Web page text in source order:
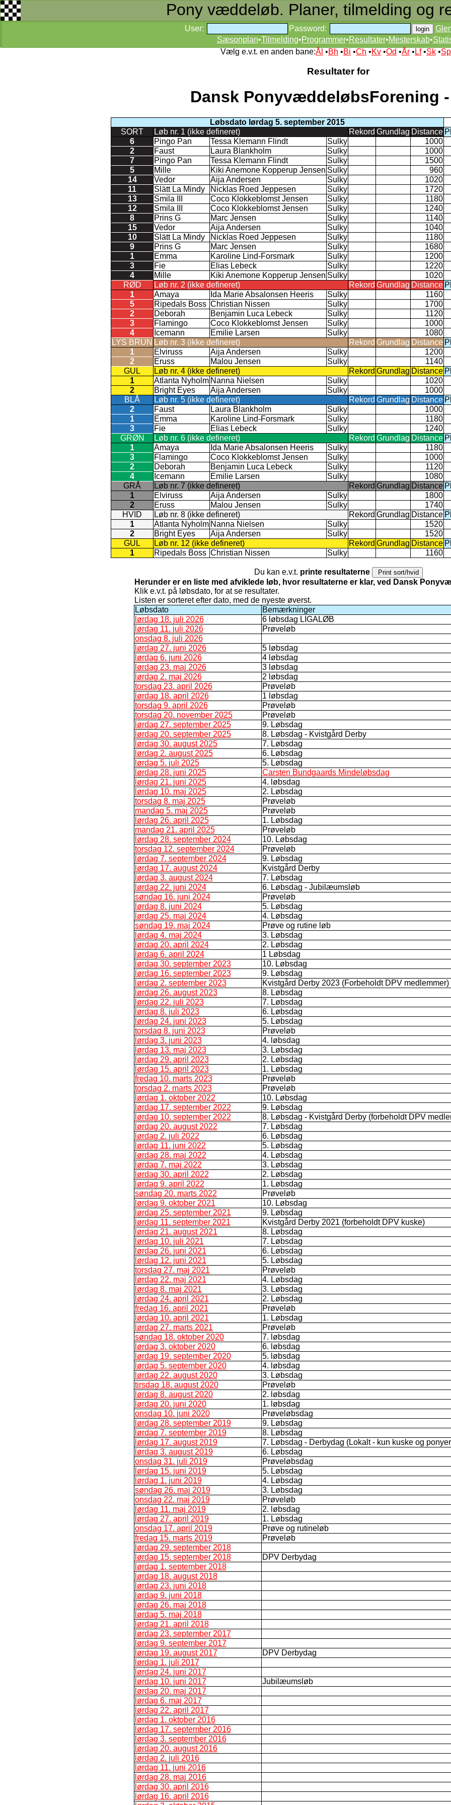
Pony væddeløb. Planer, tilmelding og
User: Password:
Sæsonplan•Tilmelding•Programmer•Resultater•Mesterskab•
Vælg e.v.t. en anden bane:Ål •Bh •Bi •Ch •Kv •Od •År • Lf•Sk •Sp
Resultater for
Dansk PonyvæddeløbsForening -
Løbsdato lørdag 5. september 2015
SORT
Løb nr. 1 (ikke defineret) Rekord Grundlag Distance
6
Pingo Pan Tessa Klemann Flindt Sulky 1000
2
Faust Laura Blankholm Sulky 1000
7
Pingo Pan Tessa Klemann Flindt Sulky 1500
5
Mille Kiki Anemone Kopperup Jensen Sulky 960
14
Vedor Aija Andersen Sulky 1020
11
Slätt La Mindy Nicklas Roed Jeppesen Sulky 1720
13
Smila III Coco Klokkeblomst Jensen Sulky 1180
12
Smila III Coco Klokkeblomst Jensen Sulky 1240
8
Prins G Marc Jensen Sulky 1140
15
Vedor Aija Andersen Sulky 1040
10
Slätt La Mindy Nicklas Roed Jeppesen Sulky 1180
9
Prins G Marc Jensen Sulky 1680
1
Emma Karoline Lind-Forsmark Sulky
1200
3
Fie Elias Lebeck Sulky
1220
4
Mille Kiki Anemone Kopperup Jensen Sulky
1020
RØD
Løb nr. 2 (ikke defineret) Rekord Grundlag Distance
1
Amaya Ida Marie Absalonsen Heeris Sulky 1160
5
Ripedals Boss Christian Nissen Sulky 1700
2
Deborah Benjamin Luca Lebeck Sulky
1120
3
Flamingo Coco Klokkeblomst Jensen Sulky
1000
4
Icemann Emilie Larsen Sulky 1080
LYS BRUN Løb nr. 3 (ikke defineret) Rekord Grundlag Distance
1
Elviruss Aija Andersen Sulky 1200
2
Eruss Malou Jensen Sulky
1140
GUL
Løb nr. 4 (ikke defineret) Rekord Grundlag Distance
1
Atlanta Nyholm Nanna Nielsen Sulky 1020
2
Bright Eyes Aija Andersen Sulky 1000
BLÅ
Løb nr. 5 (ikke defineret) Rekord Grundlag Distance
2
Faust Laura Blankholm Sulky 1000
1
Emma Karoline Lind-Forsmark Sulky 1180
3
Fie Elias Lebeck Sulky
1240
GRØN
Løb nr. 6 (ikke defineret) Rekord Grundlag Distance
1
Amaya Ida Marie Absalonsen Heeris Sulky 1180
3
Flamingo Coco Klokkeblomst Jensen Sulky 1000
2
Deborah Benjamin Luca Lebeck Sulky
1120
4
Icemann Emilie Larsen Sulky 1080
GRÅ
Løb nr. 7 (ikke defineret) Rekord Grundlag Distance
1
Elviruss Aija Andersen Sulky 1800
2
Eruss Malou Jensen Sulky
1740
HVID
Løb nr. 8 (ikke defineret) Rekord Grundlag Distance
1
Atlanta Nyholm Nanna Nielsen Sulky 1520
2
Bright Eyes Aija Andersen Sulky 1520
GUL
Løb nr. 12 (ikke defineret) Rekord Grundlag Distance
1
Ripedals Boss Christian Nissen Sulky 1160
Du kan e.v.t. printe resultaterne
Herunder er en liste med afviklede løb, hvor resultaterne er klar, ved Dansk
Klik e.v.t. på løbsdato, for at se resultater.
Listen er sorteret efter dato, med de nyeste øverst.
Løbsdato
Bemærkninger
lørdag 18. juli 2026
6 løbsdag LIGALØB
lørdag 11. juli 2026
Prøveløb
onsdag 8. juli 2026
lørdag 27. juni 2026
5 løbsdag
lørdag 6. juni 2026
4 løbsdag
lørdag 23. maj 2026
3 løbsdag
lørdag 2. maj 2026
2 løbsdag
torsdag 23. april 2026
Prøveløb
lørdag 18. april 2026
1 løbsdag
torsdag 9. april 2026
Prøveløb
torsdag 20. november 2025
Prøveløb
lørdag 27. september 2025
9. Løbsdag
lørdag 20. september 2025
8. Løbsdag - Kvistgård Derby
lørdag 30. august 2025
7. Løbsdag
lørdag 2. august 2025
6. Løbsdag
lørdag 5. juli 2025
5. Løbsdag
lørdag 28. juni 2025
Carsten Bundgaards Mindeløbsdag
lørdag 21. juni 2025
4. løbsdag
lørdag 10. maj 2025
2. Løbsdag
torsdag 8. maj 2025
Prøveløb
mandag 5. maj 2025
Prøveløb
lørdag 26. april 2025
1. Løbsdag
mandag 21. april 2025
Prøveløb
lørdag 28. september 2024
10. Løbsdag
torsdag 12. september 2024
Prøveløb
lørdag 7. september 2024
9. Løbsdag
lørdag 17. august 2024
Kvistgård Derby
lørdag 3. august 2024
7. Løbsdag
lørdag 22. juni 2024
6. Løbsdag - Jubilæumsløb
søndag 16. juni 2024
Prøveløb
lørdag 8. juni 2024
5. Løbsdag
lørdag 25. maj 2024
4. Løbsdag
søndag 19. maj 2024
Prøve og rutine løb
lørdag 4. maj 2024
3. Løbsdag
lørdag 20. april 2024
2. Løbsdag
lørdag 6. april 2024
1 Løbsdag
lørdag 30. september 2023
10. Løbsdag
lørdag 16. september 2023
9. Løbsdag
lørdag 2. september 2023
Kvistgård Derby 2023 (Forbeholdt DPV medlemmer)
lørdag 26. august 2023
8. Løbsdag
lørdag 22. juli 2023
7. Løbsdag
lørdag 8. juli 2023
6. Løbsdag
lørdag 24. juni 2023
5. Løbsdag
torsdag 8. juni 2023
Prøveløb
lørdag 3. juni 2023
4. løbsdag
lørdag 13. maj 2023
3. Løbsdag
lørdag 29. april 2023
2. Løbsdag
lørdag 15. april 2023
1. Løbsdag
fredag 10. marts 2023
Prøveløb
torsdag 2. marts 2023
Prøveløb
lørdag 1. oktober 2022
10. Løbsdag
lørdag 17. september 2022
9. Løbsdag
lørdag 10. september 2022
8. Løbsdag - Kvistgård Derby (forbeholdt DPV
lørdag 20. august 2022
7. Løbsdag
lørdag 2. juli 2022
6. Løbsdag
lørdag 11. juni 2022
5. Løbsdag
lørdag 28. maj 2022
4. Løbsdag
lørdag 7. maj 2022
3. Løbsdag
lørdag 30. april 2022
2. Løbsdag
lørdag 9. april 2022
1. Løbsdag
søndag 20. marts 2022
Prøveløb
lørdag 9. oktober 2021
10. Løbsdag
lørdag 25. september 2021
9. Løbsdag
lørdag 11. september 2021
Kvistgård Derby 2021 (forbeholdt DPV kuske)
lørdag 21. august 2021
8. Løbsdag
lørdag 10. juli 2021
7. Løbsdag
lørdag 26. juni 2021
6. Løbsdag
lørdag 12. juni 2021
5. Løbsdag
torsdag 27. maj 2021
Prøveløb
lørdag 22. maj 2021
4. Løbsdag
lørdag 8. maj 2021
3. Løbsdag
lørdag 24. april 2021
2. Løbsdag
fredag 16. april 2021
Prøveløb
lørdag 10. april 2021
1. Løbsdag
lørdag 27. marts 2021
Prøveløb
søndag 18. oktober 2020
7. løbsdag
lørdag 3. oktober 2020
6. løbsdag
lørdag 19. september 2020
5. løbsdag
lørdag 5. september 2020
4. løbsdag
lørdag 22. august 2020
3. Løbsdag
tirsdag 18. august 2020
Prøveløb
lørdag 8. august 2020
2. løbsdag
lørdag 20. juni 2020
1. løbsdag
onsdag 10. juni 2020
Prøveløbsdag
lørdag 28. september 2019
9. Løbsdag
lørdag 7. september 2019
8. Løbsdag
lørdag 17. august 2019
7. Løbsdag - Derbydag (Lokalt - kun kuske og
lørdag 3. august 2019
6. Løbsdag
onsdag 31. juli 2019
Prøveløbsdag
lørdag 15. juni 2019
5. Løbsdag
lørdag 1. juni 2019
4. Løbsdag
søndag 26. maj 2019
3. Løbsdag
onsdag 22. maj 2019
Prøveløb
lørdag 11. maj 2019
2. løbsdag
lørdag 27. april 2019
1. Løbsdag
onsdag 17. april 2019
Prøve og rutineløb
fredag 15. marts 2019
Prøveløb
lørdag 29. september 2018
lørdag 15. september 2018
DPV Derbydag
lørdag 1. september 2018
lørdag 18. august 2018
lørdag 23. juni 2018
lørdag 9. juni 2018
lørdag 26. maj 2018
lørdag 5. maj 2018
lørdag 21. april 2018
lørdag 23. september 2017
lørdag 9. september 2017
lørdag 19. august 2017
DPV Derbydag
lørdag 1. juli 2017
lørdag 24. juni 2017
lørdag 10. juni 2017
Jubilæumsløb
lørdag 20. maj 2017
lørdag 6. maj 2017
lørdag 22. april 2017
lørdag 1. oktober 2016
lørdag 17. september 2016
lørdag 3. september 2016
lørdag 20. august 2016
lørdag 2. juli 2016
lørdag 11. juni 2016
lørdag 28. maj 2016
lørdag 30. april 2016
lørdag 16. april 2016